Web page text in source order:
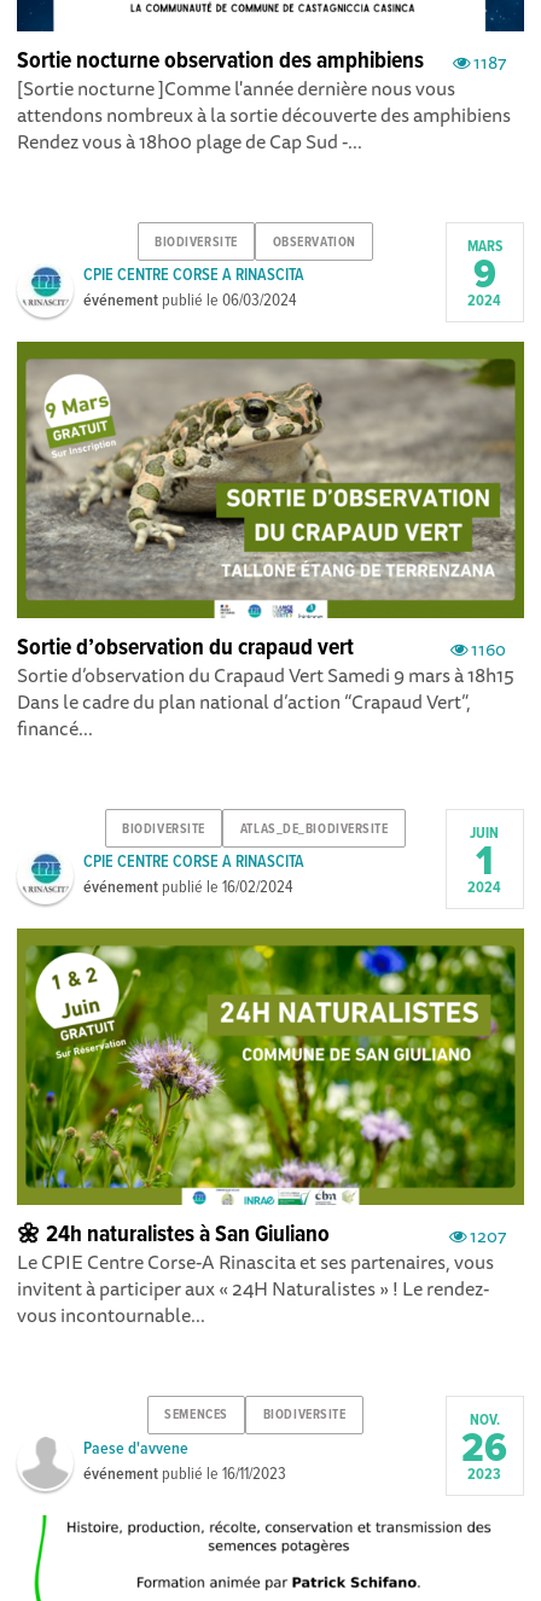
1187
Sortie nocturne observation des amphibiens
[Sortie nocturne ]Comme l'année dernière nous vous
attendons nombreux à la sortie découverte des amphibiens
Rendez vous à 18h00 plage de Cap Sud -...
BIODIVERSITE OBSERVATION
CPIE CENTRE CORSE A RINASCITA
événement publié le06/03/2024
MARS
9
2024
1160
Sortie d’observation du crapaud vert
Sortie d’observation du Crapaud Vert Samedi 9 mars à 18h15
Dans le cadre du plan national d’action “Crapaud Vert”,
financé...
BIODIVERSITE ATLAS_DE_BIODIVERSITE
CPIE CENTRE CORSE A RINASCITA
événement publié le16/02/2024
JUIN
1
2024
1207
🌼 24h naturalistes à San Giuliano
Le CPIE Centre Corse-A Rinascita et ses partenaires, vous
invitent à participer aux « 24H Naturalistes » ! Le rendez-
vous incontournable...
SEMENCES BIODIVERSITE
Paese d'avvene
événement publié le16/11/2023
NOV.
26
2023